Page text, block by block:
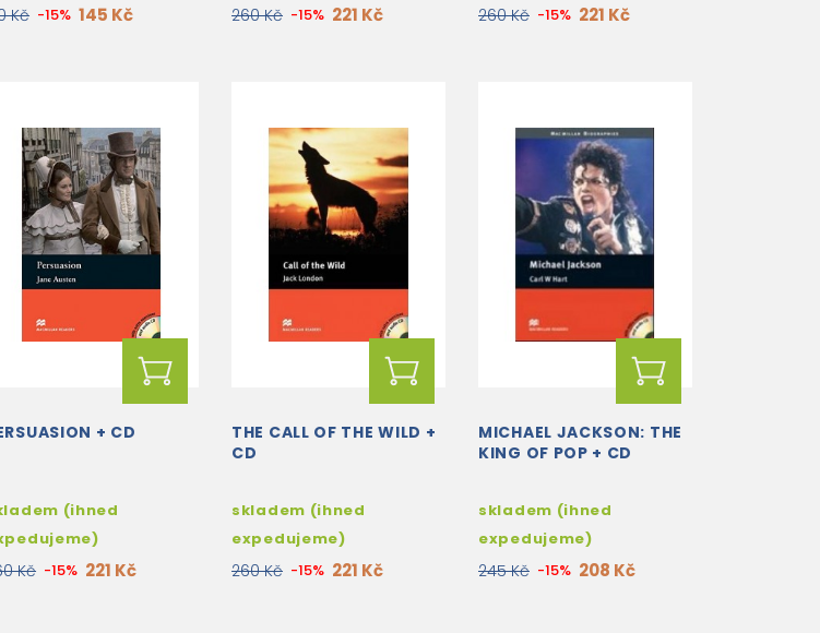
Kč -15% 145 Kč 260 Kč -15% 221 Kč 260 Kč -15% 221 Kč
+ CD
(ihned
Kč -15% 221 Kč
THE CALL OF THE WILD +
CD
skladem (ihned
expedujeme)
260 Kč -15% 221 Kč
MICHAEL JACKSON: THE
KING OF POP + CD
skladem (ihned
expedujeme)
245 Kč -15% 208 Kč